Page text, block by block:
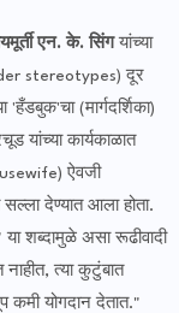
एन. के. सिंगयांच्या
stereotypes) दूर
(मार्गदर्शिका)
यांच्या कार्यकाळात
ऐवजी
सल्ला देण्यात आला होता.
शब्दामुळे असा रूढीवादी
नाहीत, त्या कुटुंबात
कमी योगदान देतात."